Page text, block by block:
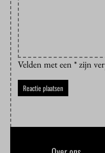
Velden met een * zijn